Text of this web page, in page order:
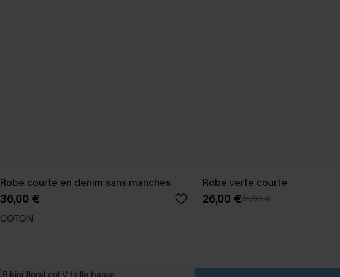
Robe courte en denim sans manches
36,00 €
COTON
Robe verte courte
26,00 €31,00 €